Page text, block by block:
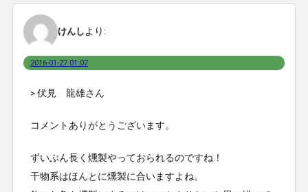
けんし より:
2016-01-27 01:07
> 伏見 龍雄さん
コメントありがとうございます。
ずいぶん長く燻製やっておられるのですね！
干物系はほんとに燻製に合いますよね。